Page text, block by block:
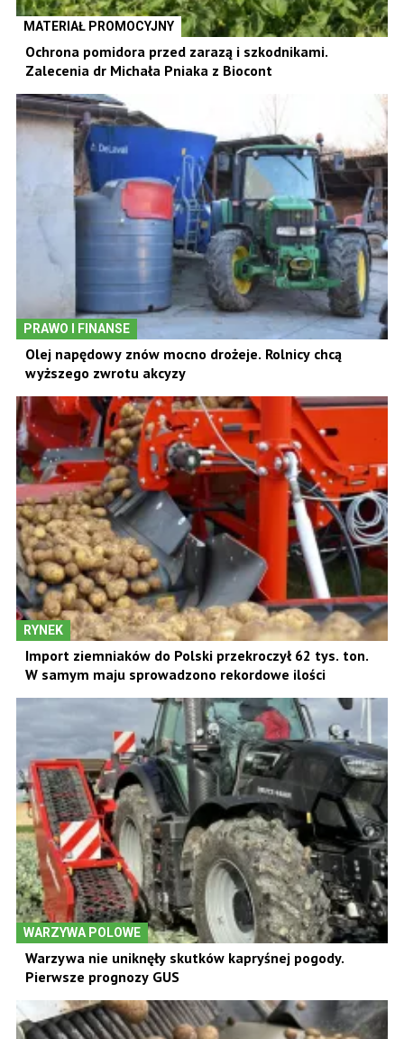
MATERIAŁ PROMOCYJNY
Ochrona pomidora przed zarazą i szkodnikami.
Zalecenia dr Michała Pniaka z Biocont
PRAWO I FINANSE
Olej napędowy znów mocno drożeje. Rolnicy chcą
wyższego zwrotu akcyzy
RYNEK
Import ziemniaków do Polski przekroczył 62 tys. ton.
W samym maju sprowadzono rekordowe ilości
WARZYWA POLOWE
Warzywa nie uniknęły skutków kapryśnej pogody.
Pierwsze prognozy GUS